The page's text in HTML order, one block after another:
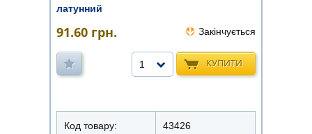
латунний
91.60 грн. Закінчується
КУПИТИ
1
Код товару: 43426